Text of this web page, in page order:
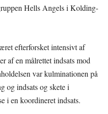
Hells Angels i Kolding-
efterforsket intensivt af
af en målrettet indsats mod
var kulminationen på
og indsats og skete i
i en koordineret indsats.